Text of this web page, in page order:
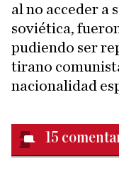
al no acceder a
soviética,
pudiendo ser
tirano
nacionalidad
15